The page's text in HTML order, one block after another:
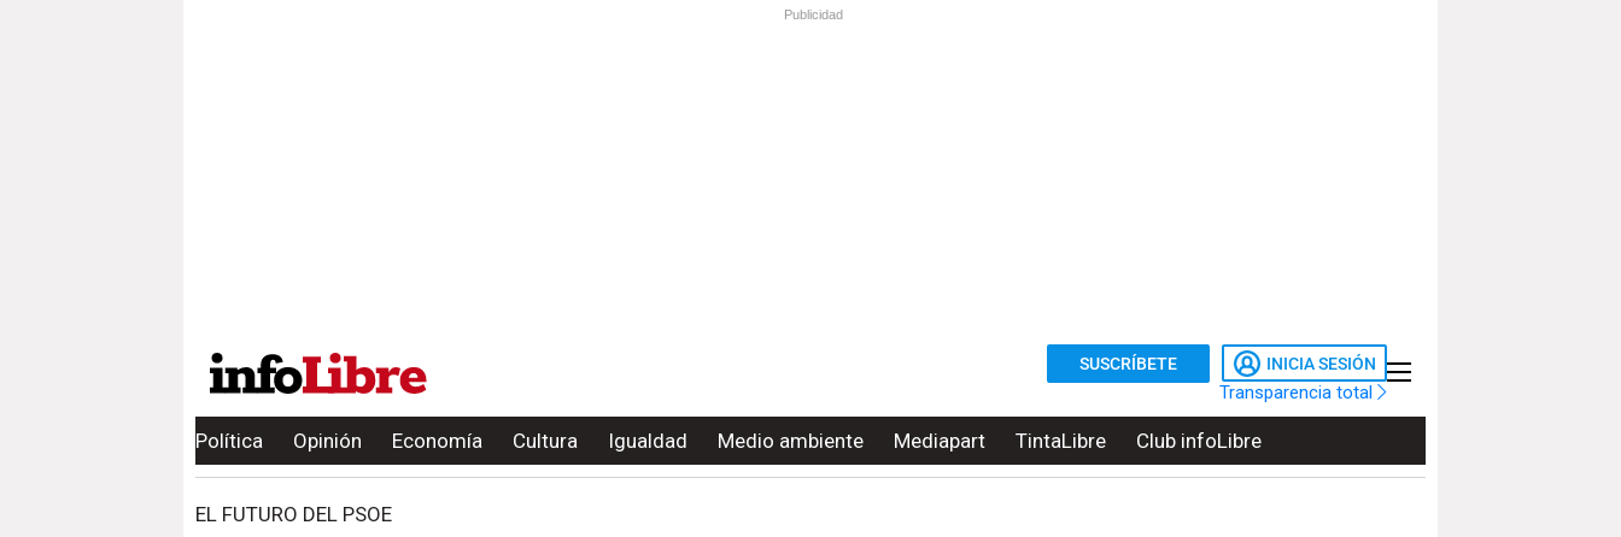
Publicidad
SUSCRÍBETE INICIA SESIÓN
Transparencia total
Política Opinión Economía Cultura Igualdad Medio ambiente Mediapart TintaLibre Club infoLibre
EL FUTURO DEL PSOE